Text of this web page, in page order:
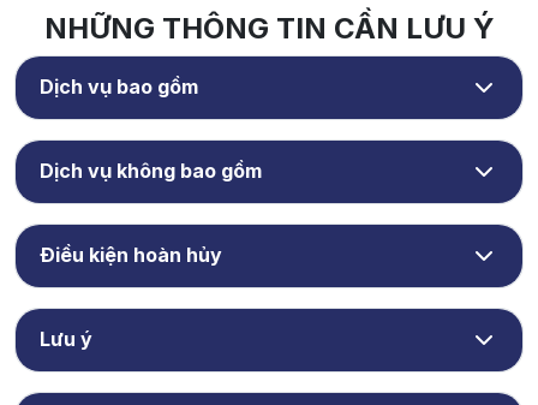
NHỮNG THÔNG TIN CẦN LƯU Ý
Dịch vụ bao gồm
Dịch vụ không bao gồm
Điều kiện hoàn hủy
Lưu ý